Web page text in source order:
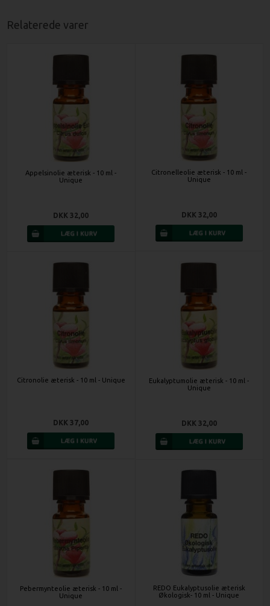
Relaterede varer
Appelsinolie æterisk - 10 ml -
Unique
DKK 32,00
Citronelleolie æterisk - 10 ml -
Unique
DKK 32,00
Citronolie æterisk - 10 ml - Unique
DKK 37,00
Eukalyptumolie æterisk - 10 ml -
Unique
DKK 32,00
Pebermynteolie æterisk - 10 ml -
Unique
REDO Eukalyptusolie æterisk
Økologisk- 10 ml - Unique